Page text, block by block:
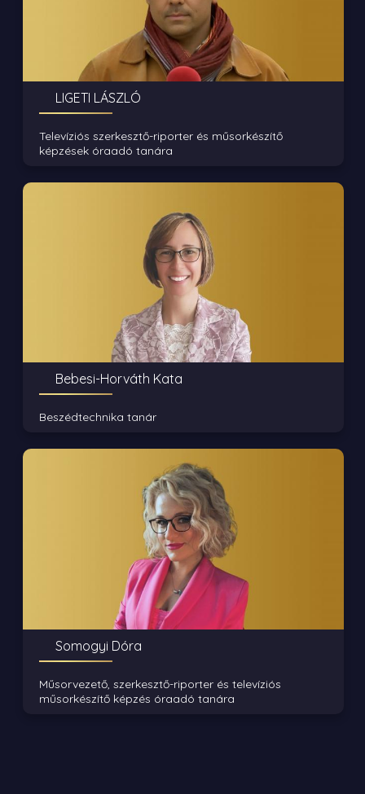
LIGETI LÁSZLÓ
Televíziós szerkesztő-riporter és műsorkészítő
képzések óraadó tanára
Bebesi-Horváth Kata
Beszédtechnika tanár
Somogyi Dóra
Műsorvezető, szerkesztő-riporter és televíziós
műsorkészítő képzés óraadó tanára